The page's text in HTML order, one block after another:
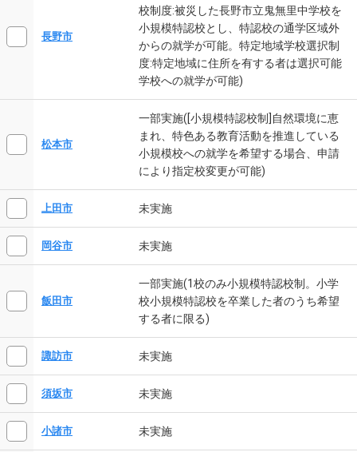
長野市
校制度:被災した長野市立鬼無里中学校を
小規模特認校とし、特認校の通学区域外
からの就学が可能。特定地域学校選択制
度:特定地域に住所を有する者は選択可能
学校への就学が可能)
松本市
一部実施([小規模特認校制]自然環境に恵
まれ、特色ある教育活動を推進している
小規模校への就学を希望する場合、申請
により指定校変更が可能)
上田市 未実施
岡谷市 未実施
飯田市
一部実施(1校のみ小規模特認校制。小学
校小規模特認校を卒業した者のうち希望
する者に限る)
諏訪市 未実施
須坂市 未実施
小諸市 未実施